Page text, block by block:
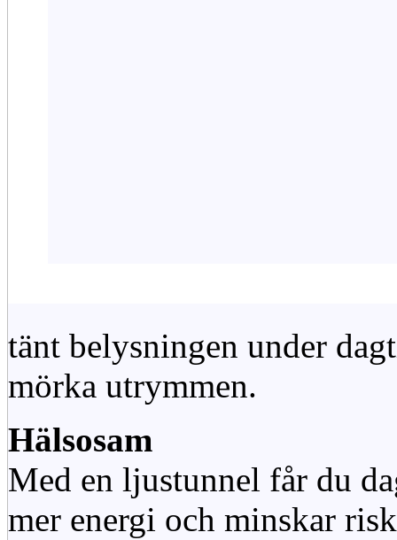
tänt belysningen under
mörka utrymmen.
Hälsosam
Med en ljustunnel får du
mer energi och minskar